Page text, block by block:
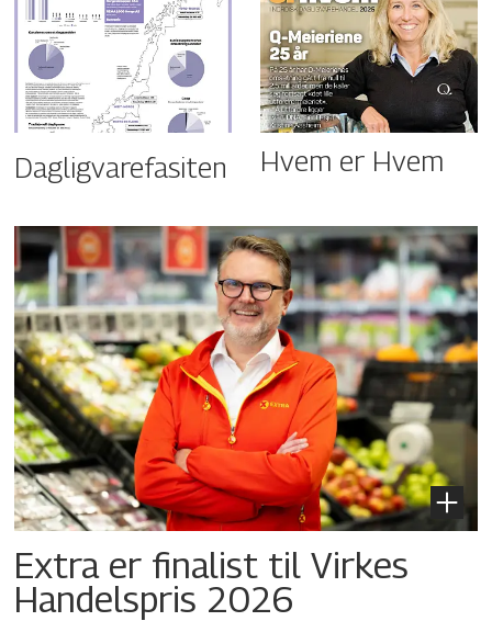
Dagligvarefasiten Hvem er Hvem
Extra er finalist til Virkes
Handelspris 2026